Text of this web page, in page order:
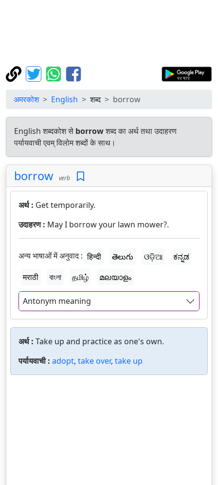
अमरकोश English शब्द borrow
English शब्दकोश से borrowशब्द का अर्थ तथा उदाहरण
पर्यायवाची एवम् विलोम शब्दों के साथ।
borrow verb
अर्थ : Get temporarily.
उदाहरण : May I borrow your lawn mower?.
अन्य भाषाओं में अनुवाद : हिन्दी తెలుగు ଓଡ଼ିଆ
ಕನ್ನಡ
मराठी
বাংলা தமிழ் മലയാളം
Antonym meaning
अर्थ : Take up and practice as one's own.
पर्यायवाची : adopt, take over, take up